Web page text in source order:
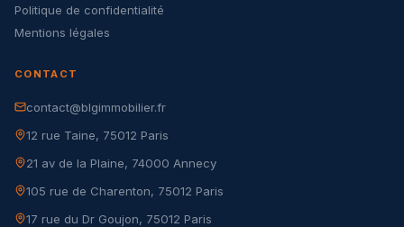
Politique de confidentialité
Mentions légales
CONTACT
contact@blgimmobilier.fr
12 rue Taine, 75012 Paris
21 av de la Plaine, 74000 Annecy
105 rue de Charenton, 75012 Paris
17 rue du Dr Goujon, 75012 Paris